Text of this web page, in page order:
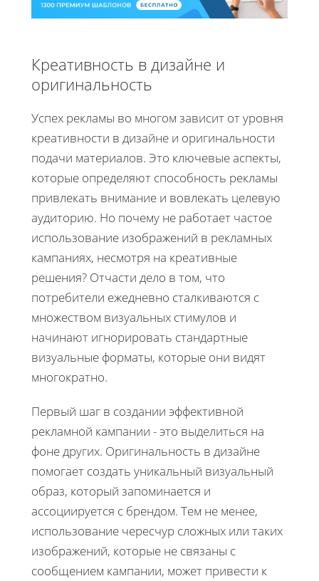
Креативность в дизайне и
оригинальность
Успех рекламы во многом зависит от уровня
креативности в дизайне и оригинальности
подачи материалов. Это ключевые аспекты,
которые определяют способность рекламы
привлекать внимание и вовлекать целевую
аудиторию. Но почему не работает частое
использование изображений в рекламных
кампаниях, несмотря на креативные
решения? Отчасти дело в том, что
потребители ежедневно сталкиваются с
множеством визуальных стимулов и
начинают игнорировать стандартные
визуальные форматы, которые они видят
многократно.
Первый шаг в создании эффективной
рекламной кампании - это выделиться на
фоне других. Оригинальность в дизайне
помогает создать уникальный визуальный
образ, который запоминается и
ассоциируется с брендом. Тем не менее,
использование чересчур сложных или таких
изображений, которые не связаны с
сообщением кампании, может привести к